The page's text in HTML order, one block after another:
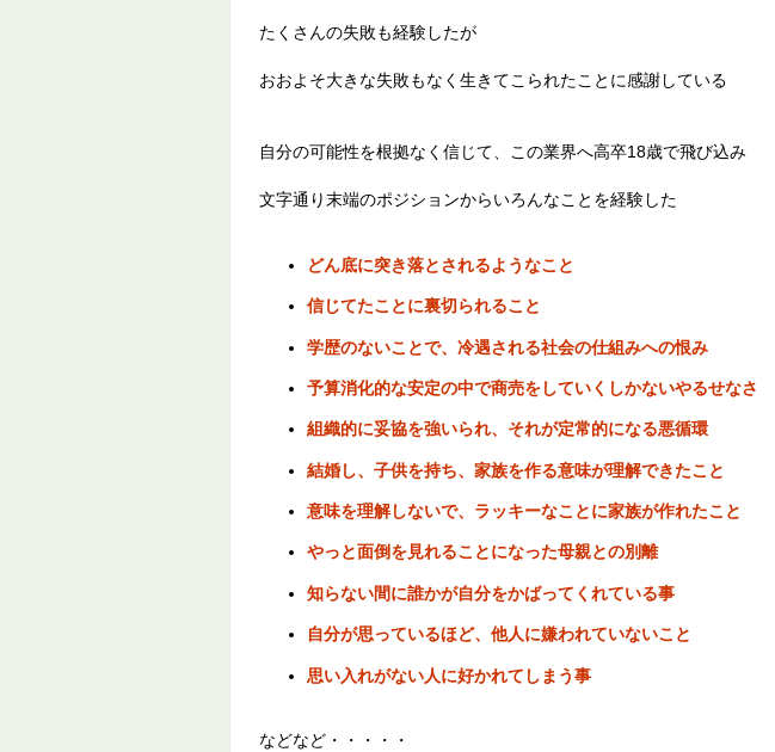
たくさんの失敗も経験したが
おおよそ大きな失敗もなく生きてこられたことに感謝している
自分の可能性を根拠なく信じて、この業界へ高卒18歳で飛び込み
文字通り末端のポジションからいろんなことを経験した
どん底に突き落とされるようなこと
信じてたことに裏切られること
学歴のないことで、冷遇される社会の仕組みへの恨み
予算消化的な安定の中で商売をしていくしかないやるせなさ
組織的に妥協を強いられ、それが定常的になる悪循環
結婚し、子供を持ち、家族を作る意味が理解できたこと
意味を理解しないで、ラッキーなことに家族が作れたこと
やっと面倒を見れることになった母親との別離
知らない間に誰かが自分をかばってくれている事
自分が思っているほど、他人に嫌われていないこと
思い入れがない人に好かれてしまう事
などなど・・・・・